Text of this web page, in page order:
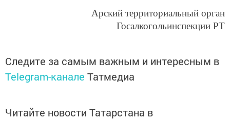
Арский территориальный орган
Госалкогольинспекции РТ
Следите за самым важным и интересным в
Telegram-канале Татмедиа
Читайте новости Татарстана в